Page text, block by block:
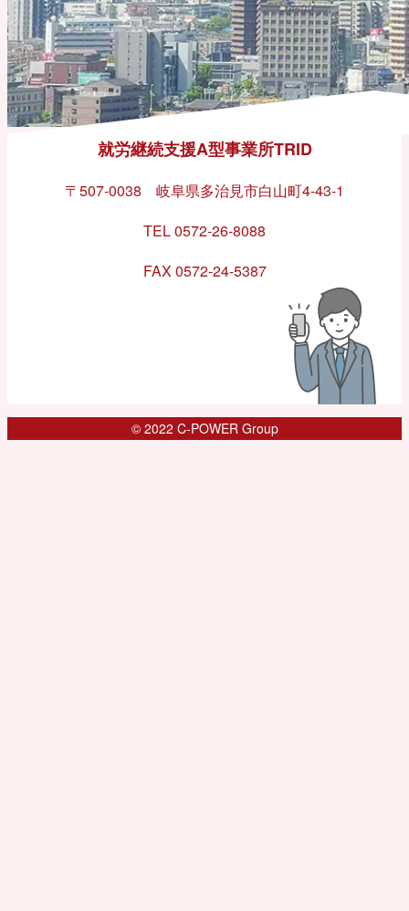
就労継続支援A型事業所TRID
〒507-0038 岐阜県多治見市白山町4-43-1
TEL 0572-26-8088
FAX 0572-24-5387
© 2022 C-POWER Group